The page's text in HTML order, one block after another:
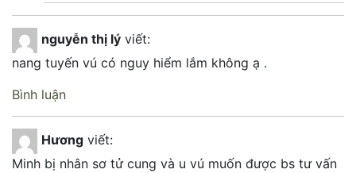
nguyễn thị lý viết:
nang tuyến vú có nguy hiểm lắm không ạ .
Bình luận
Hương viết:
Minh bị nhân sơ tử cung và u vú muốn được bs tư vấn